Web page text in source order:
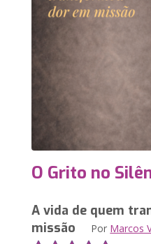
O Grito no
A vida de quem
missão Por Marcos